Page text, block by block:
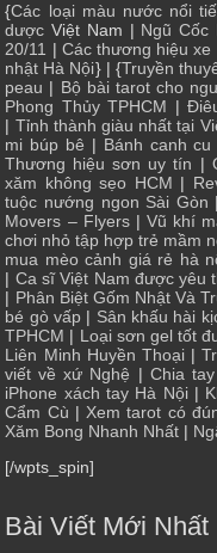
{Các loại màu nước nổi
dược Việt Nam | Ngũ Cốc
20/11 | Các thương hiệu xe
nhật Hà Nội} | {Truyền
peau | Bộ bài tarot cho
Phong Thủy TPHCM |
| Tỉnh thành giàu nhất tại
mi búp bê | Bánh canh
Thương hiệu sơn uy tín |
xăm không sẹo HCM |
tuộc nướng ngon Sài Gòn |
Movers – Flyers| Vũ khí
chơi nhỏ tập hợp trẻ mầm
mua mèo cảnh giá rẻ hà
| Ca sĩ Việt Nam được yêu
| Phân Biệt Gốm Nhật Và
bé gò vấp | Sân khấu hài
TPHCM | Loại sơn gel tốt
Liên Minh Huyền Thoại|
viết về xứ Nghệ | Chia
iPhone xách tay Hà Nội|
Cẩm Cù |Xem tarot có
Xăm Bong Nhanh Nhất |
[/wpts_spin]
Bài Viết Mới Nhất